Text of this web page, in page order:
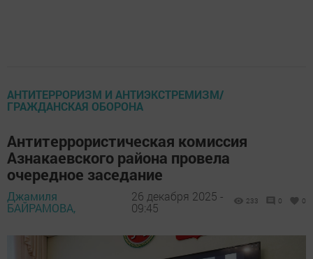
АНТИТЕРРОРИЗМ И АНТИЭКСТРЕМИЗМ/
ГРАЖДАНСКАЯ ОБОРОНА
Антитеррористическая комиссия
Азнакаевского района провела
очередное заседание
Джамиля
БАЙРАМОВА,
26 декабря 2025 -
09:45
233 0 0